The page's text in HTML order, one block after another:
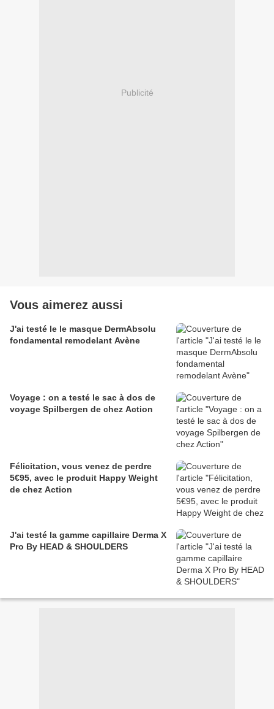
Publicité
Vous aimerez aussi
J'ai testé le le masque DermAbsolu
fondamental remodelant Avène
Voyage : on a testé le sac à dos de
voyage Spilbergen de chez Action
Félicitation, vous venez de perdre
5€95, avec le produit Happy Weight
de chez Action
J'ai testé la gamme capillaire Derma X
Pro By HEAD & SHOULDERS